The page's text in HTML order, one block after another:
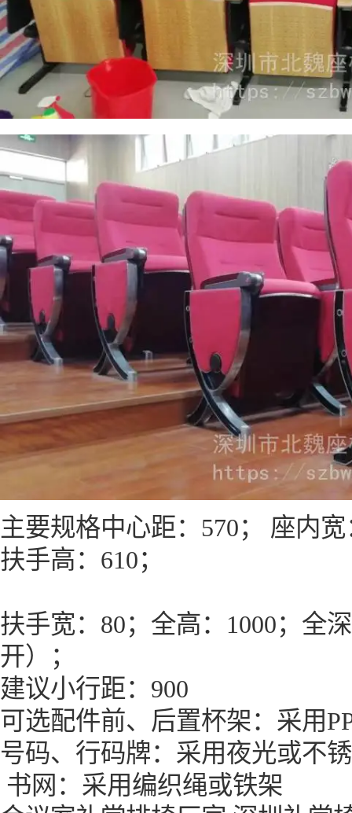
主要规格中心距：570； 座内
扶手高：610；
扶手宽：80；全高：1000；全
开）；
建议小行距：900
可选配件前、后置杯架：采用
号码、行码牌：采用夜光或不
书网：采用编织绳或铁架